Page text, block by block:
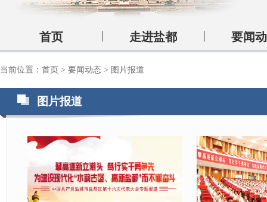
首页 走进盐都 要闻
当前位置： 首页 > 要闻动态 > 图片报道
图片报道